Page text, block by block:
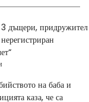
дъщери, придружител
на баба и
каза, че са